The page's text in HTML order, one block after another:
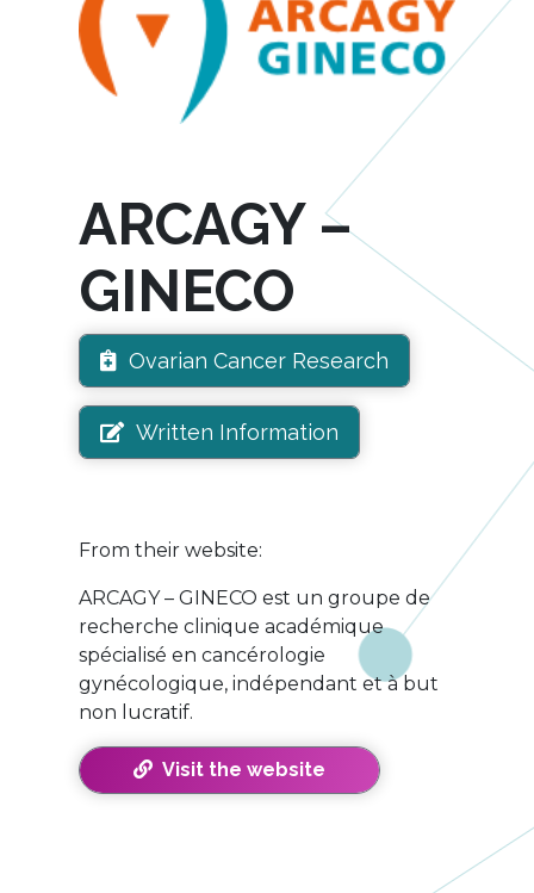
ARCAGY –
GINECO
Ovarian Cancer Research
Written Information
From their website:
ARCAGY – GINECO est un groupe de
recherche clinique académique
spécialisé en cancérologie
gynécologique, indépendant et à but
non lucratif.
Visit the website